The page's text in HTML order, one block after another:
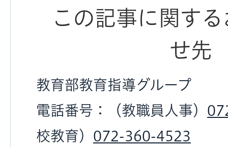
この記事に関す
せ先
教育部教育指導グループ
電話番号：（教職員人事）
校教育） 072-360-4523